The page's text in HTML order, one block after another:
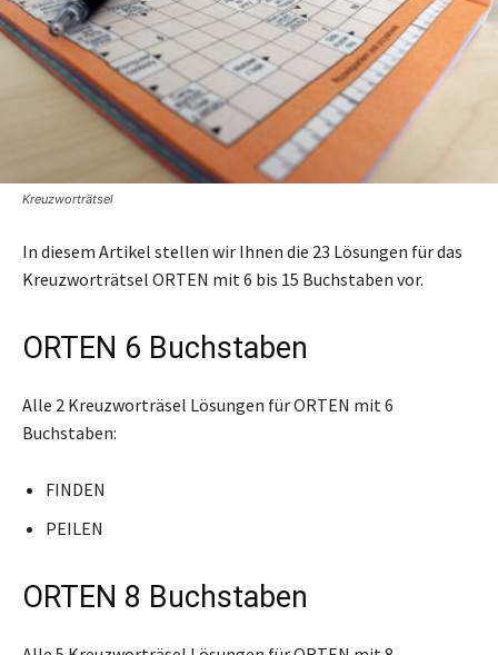
Kreuzworträtsel
In diesem Artikel stellen wir Ihnen die 23 Lösungen für das
Kreuzworträtsel ORTEN mit 6 bis 15 Buchstaben vor.
ORTEN 6 Buchstaben
Alle 2 Kreuzworträsel Lösungen für ORTEN mit 6
Buchstaben:
FINDEN
PEILEN
ORTEN 8 Buchstaben